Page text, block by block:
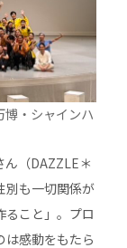
博・シャインハ
（DAZZLE＊
別も一切関係が
ること」。プロ
は感動をもたら